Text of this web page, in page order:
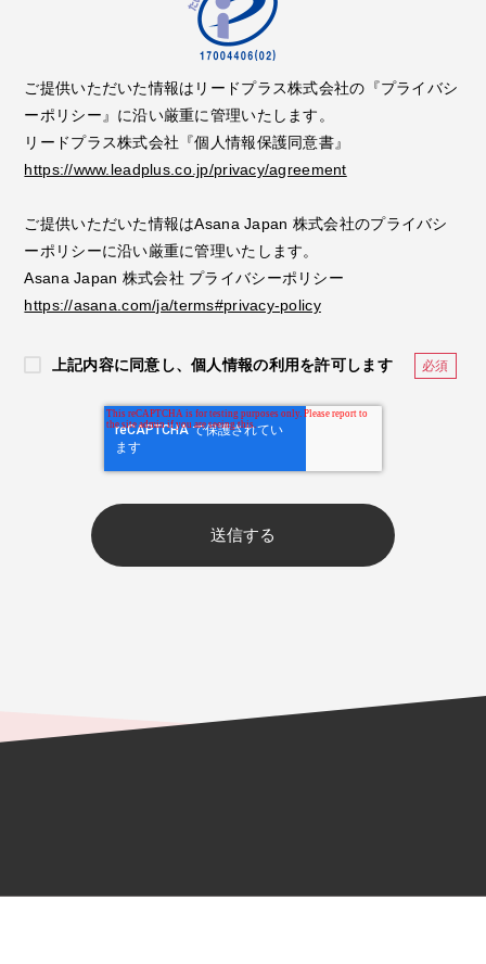
ご提供いただいた情報はリードプラス株式会社の『プライバシ
ーポリシー』に沿い厳重に管理いたします。
リードプラス株式会社『個人情報保護同意書』
https://www.leadplus.co.jp/privacy/agreement
ご提供いただいた情報はAsana Japan 株式会社のプライバシ
ーポリシーに沿い厳重に管理いたします。
Asana Japan 株式会社 プライバシーポリシー
https://asana.com/ja/terms#privacy-policy
上記内容に同意し、個人情報の利用を許可します